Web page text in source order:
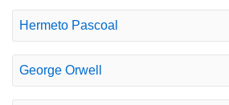
Hermeto Pascoal
George Orwell